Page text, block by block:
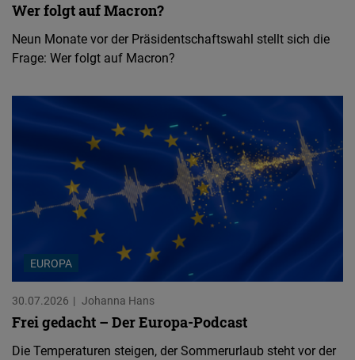
Wer folgt auf Macron?
Neun Monate vor der Präsidentschaftswahl stellt sich die
Frage: Wer folgt auf Macron?
EUROPA
30.07.2026 Johanna Hans
Frei gedacht – Der Europa-Podcast
Die Temperaturen steigen, der Sommerurlaub steht vor der